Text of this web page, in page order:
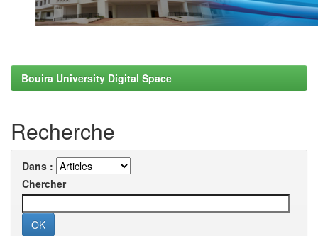
Bouira University Digital Space
Recherche
Dans :
Chercher